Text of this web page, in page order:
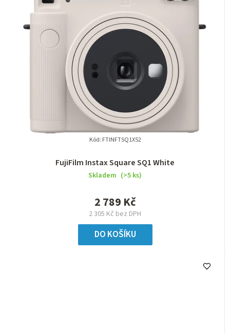
FujiFilm Instax Square SQ1 White
Skladem (>5 ks)
2 305 Kč bez DPH
2 789 Kč
DO KOŠÍKU
Kód: FTINFTSQ1X52